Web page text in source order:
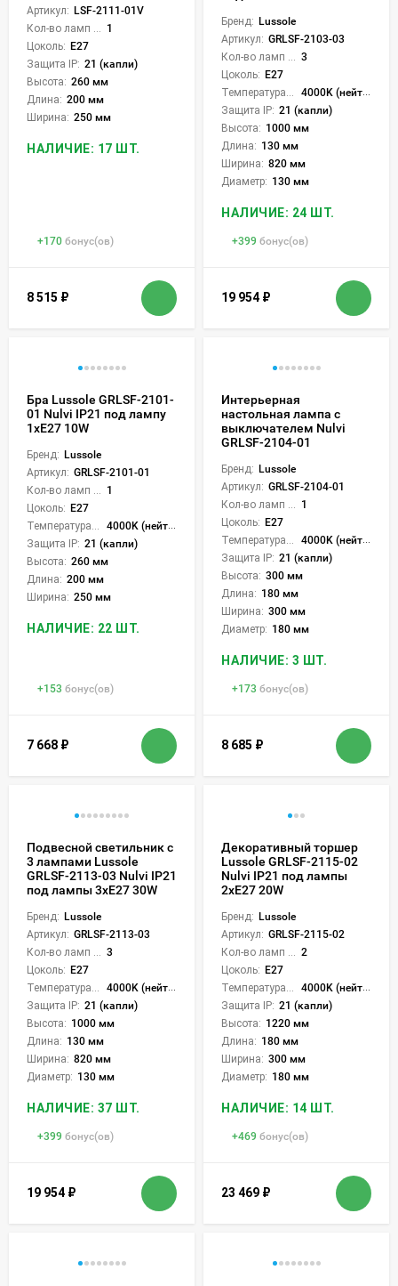
Артикул: LSF-2111-01V
1
Цоколь: E27
Защита IP: 21 (капли)
Высота: 260 мм
Длина: 200 мм
Ширина: 250 мм
НАЛИЧИЕ: 17 ШТ.
+170 бонус(ов)
8 515 ₽
Бренд: Lussole
Артикул: GRLSF-2103-03
3
Цоколь: E27
4000K (нейтральный)
Защита IP: 21 (капли)
Высота: 1000 мм
Длина: 130 мм
Ширина: 820 мм
Диаметр: 130 мм
НАЛИЧИЕ: 24 ШТ.
+399 бонус(ов)
19 954 ₽
Бра Lussole GRLSF-2101-
01 Nulvi IP21 под лампу
1xE27 10W
Бренд: Lussole
Артикул: GRLSF-2101-01
1
Цоколь: E27
4000K (нейтральный)
Защита IP: 21 (капли)
Высота: 260 мм
Длина: 200 мм
Ширина: 250 мм
НАЛИЧИЕ: 22 ШТ.
+153 бонус(ов)
7 668 ₽
Интерьерная
настольная лампа с
выключателем Nulvi
GRLSF-2104-01
Бренд: Lussole
Артикул: GRLSF-2104-01
1
Цоколь: E27
4000K (нейтральный)
Защита IP: 21 (капли)
Высота: 300 мм
Длина: 180 мм
Ширина: 300 мм
Диаметр: 180 мм
НАЛИЧИЕ: 3 ШТ.
+173 бонус(ов)
8 685 ₽
Подвесной светильник с
3 лампами Lussole
GRLSF-2113-03 Nulvi IP21
под лампы 3xE27 30W
Бренд: Lussole
Артикул: GRLSF-2113-03
3
Цоколь: E27
4000K (нейтральный)
Защита IP: 21 (капли)
Высота: 1000 мм
Длина: 130 мм
Ширина: 820 мм
Диаметр: 130 мм
НАЛИЧИЕ: 37 ШТ.
+399 бонус(ов)
19 954 ₽
Декоративный торшер
Lussole GRLSF-2115-02
Nulvi IP21 под лампы
2xE27 20W
Бренд: Lussole
Артикул: GRLSF-2115-02
2
Цоколь: E27
4000K (нейтральный)
Защита IP: 21 (капли)
Высота: 1220 мм
Длина: 180 мм
Ширина: 300 мм
Диаметр: 180 мм
НАЛИЧИЕ: 14 ШТ.
+469 бонус(ов)
23 469 ₽